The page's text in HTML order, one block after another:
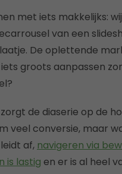
met iets makkelijks:
van een
De oplettende
iets groots aanpassen
de diaserie op de
veel conversie, maar
af, navigeren via
is lastig en er is al heel